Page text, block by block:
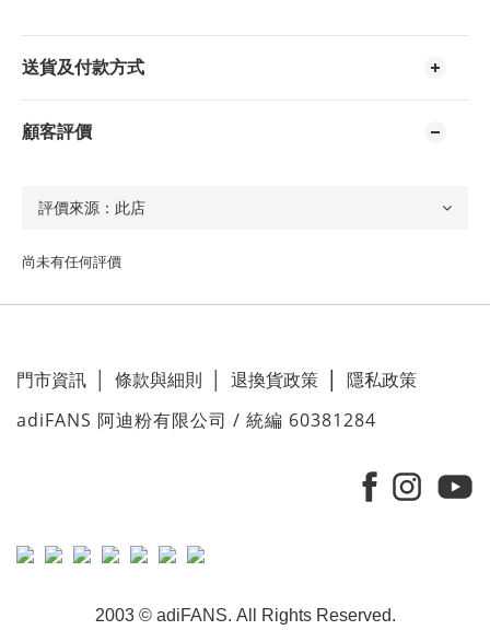
送貨及付款方式
顧客評價
尚未有任何評價
門市資訊 條款與細則 退換貨政策 隱私政策
adiFANS 阿迪粉有限公司 / 統編 60381284
2003 © adiFANS. All Rights Reserved.